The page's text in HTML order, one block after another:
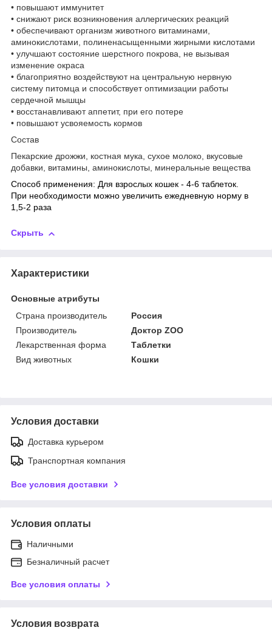
• повышают иммунитет
• снижают риск возникновения аллергических реакций
• обеспечивают организм животного витаминами,
аминокислотами, полиненасыщенными жирными кислотами
• улучшают состояние шерстного покрова, не вызывая
изменение окраса
• благоприятно воздействуют на центральную нервную
систему питомца и способствует оптимизации работы
сердечной мышцы
• восстанавливают аппетит, при его потере
• повышают усвояемость кормов
Состав
Пекарские дрожжи, костная мука, сухое молоко, вкусовые
добавки, витамины, аминокислоты, минеральные вещества
Способ применения: Для взрослых кошек - 4-6 таблеток.
При необходимости можно увеличить ежедневную норму в
1,5-2 раза
Скрыть
Характеристики
Основные атрибуты
Страна производитель
Россия
Производитель
Доктор ZOO
Лекарственная форма
Таблетки
Вид животных
Кошки
Условия доставки
Доставка курьером
Транспортная компания
Все условия доставки
Условия оплаты
Наличными
Безналичный расчет
Все условия оплаты
Условия возврата